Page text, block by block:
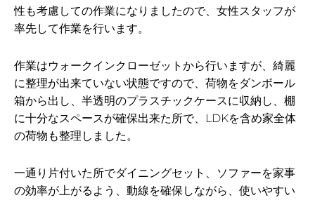
性も考慮しての作業になりましたので、女性スタッフが
率先して作業を行います。
作業はウォークインクローゼットから行いますが、綺麗
に整理が出来ていない状態ですので、荷物をダンボール
箱から出し、半透明のプラスチックケースに収納し、棚
に十分なスペースが確保出来た所で、LDKを含め家全体
の荷物も整理しました。
一通り片付いた所でダイニングセット、ソファーを家事
の効率が上がるよう、動線を確保しながら、使いやすい